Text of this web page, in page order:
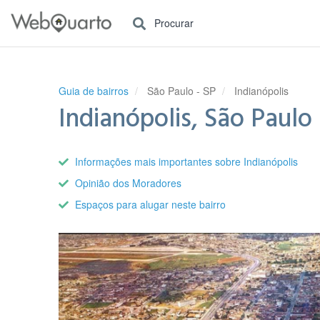
Procurar
Guia de bairros São Paulo - SP Indianópolis
Indianópolis, São Paulo
Informações mais importantes sobre Indianópolis
Opinião dos Moradores
Espaços para alugar neste bairro